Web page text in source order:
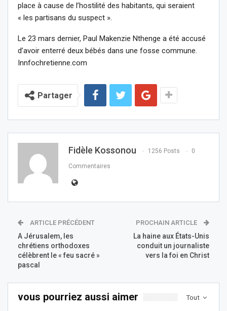
place à cause de l’hostilité des habitants, qui seraient
« les partisans du suspect ».
Le 23 mars dernier, Paul Makenzie Nthenge a été accusé
d’avoir enterré deux bébés dans une fosse commune.
Innfochretienne.com
Partager
Fidèle Kossonou 1256 Posts 0
Commentaires
ARTICLE PRÉCÉDENT
A Jérusalem, les
chrétiens orthodoxes
célèbrent le « feu sacré »
pascal
PROCHAIN ARTICLE
La haine aux États-Unis
conduit un journaliste
vers la foi en Christ
Tout
vous pourriez aussi aimer